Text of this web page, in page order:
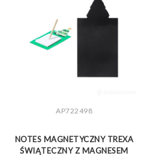
ZOBACZ WIĘCEJ
AP722498
NOTES MAGNETYCZNY TREXA
ŚWIĄTECZNY Z MAGNESEM